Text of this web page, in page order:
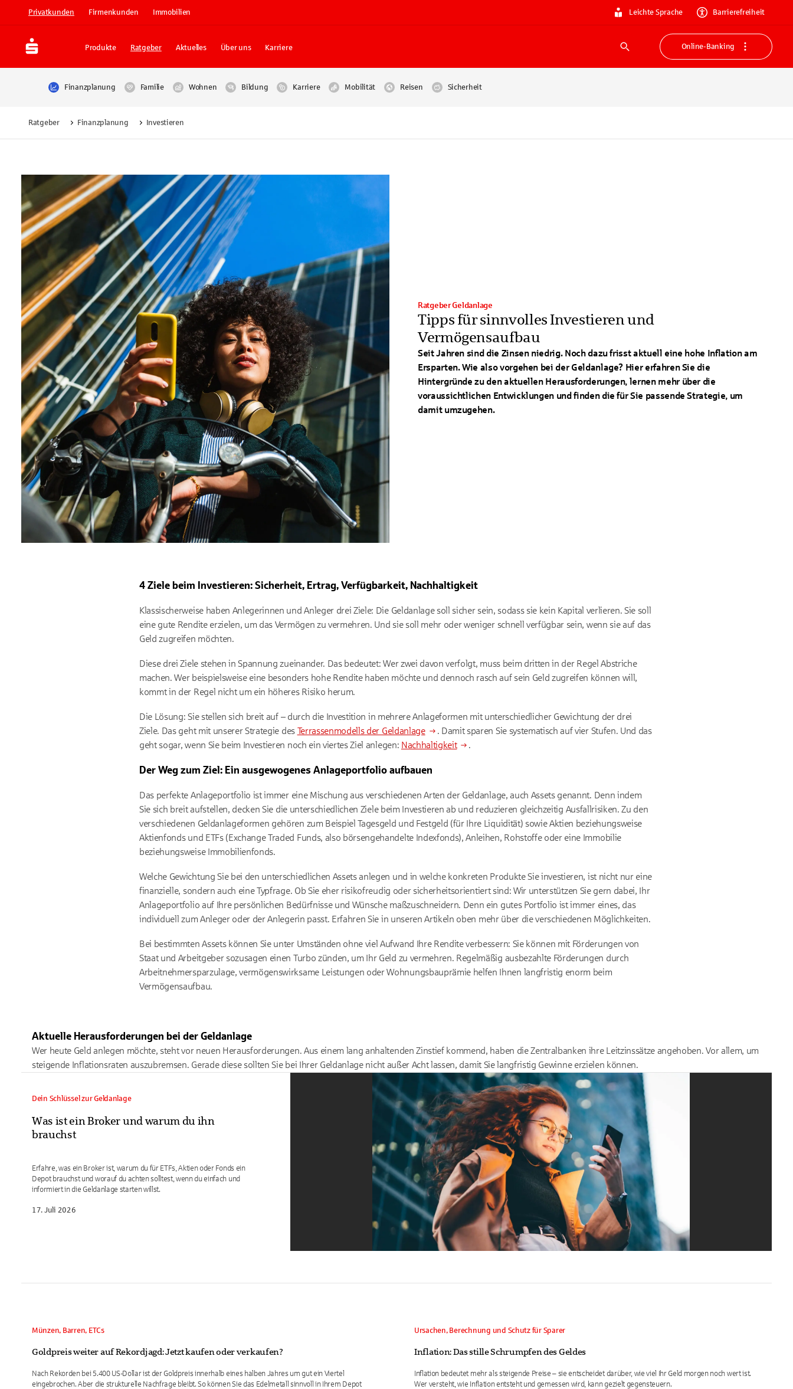
Privatkunden Firmenkunden Immobilien Leichte Sprache Barrierefreiheit
Produkte Ratgeber Aktuelles Über uns Karriere
Suche
Online-Banking
Finanzplanung Familie Wohnen Bildung Karriere Mobilität Reisen Sicherheit
Ratgeber Finanzplanung Investieren
Tipps für sinnvolles Investieren und
Vermögensaufbau
Ratgeber Geldanlage
Seit Jahren sind die Zinsen niedrig. Noch dazu frisst aktuell eine hohe Inflation am
Ersparten. Wie also vorgehen bei der Geldanlage? Hier erfahren Sie die
Hintergründe zu den aktuellen Herausforderungen, lernen mehr über die
voraussichtlichen Entwicklungen und finden die für Sie passende Strategie, um
damit umzugehen.
4 Ziele beim Investieren: Sicherheit, Ertrag, Verfügbarkeit, Nachhaltigkeit
Klassischerweise haben Anlegerinnen und Anleger drei Ziele: Die Geldanlage soll sicher sein, sodass sie kein Kapital verlieren. Sie soll
eine gute Rendite erzielen, um das Vermögen zu vermehren. Und sie soll mehr oder weniger schnell verfügbar sein, wenn sie auf das
Geld zugreifen möchten.
Diese drei Ziele stehen in Spannung zueinander. Das bedeutet: Wer zwei davon verfolgt, muss beim dritten in der Regel Abstriche
machen. Wer beispielsweise eine besonders hohe Rendite haben möchte und dennoch rasch auf sein Geld zugreifen können will,
kommt in der Regel nicht um ein höheres Risiko herum.
Die Lösung: Sie stellen sich breit auf – durch die Investition in mehrere Anlageformen mit unterschiedlicher Gewichtung der drei
Ziele. Das geht mit unserer Strategie des Terrassenmodells der Geldanlage
. Damit sparen Sie systematisch auf vier Stufen. Und das
geht sogar, wenn Sie beim Investieren noch ein viertes Ziel anlegen: Nachhaltigkeit .
Der Weg zum Ziel: Ein ausgewogenes Anlageportfolio aufbauen
Das perfekte Anlageportfolio ist immer eine Mischung aus verschiedenen Arten der Geldanlage, auch Assets genannt. Denn indem
Sie sich breit aufstellen, decken Sie die unterschiedlichen Ziele beim Investieren ab und reduzieren gleichzeitig Ausfallrisiken. Zu den
verschiedenen Geldanlageformen gehören zum Beispiel Tagesgeld und Festgeld (für Ihre Liquidität) sowie Aktien beziehungsweise
Aktienfonds und ETFs (Exchange Traded Funds, also börsengehandelte Indexfonds), Anleihen, Rohstoffe oder eine Immobilie
beziehungsweise Immobilienfonds.
Welche Gewichtung Sie bei den unterschiedlichen Assets anlegen und in welche konkreten Produkte Sie investieren, ist nicht nur eine
finanzielle, sondern auch eine Typfrage. Ob Sie eher risikofreudig oder sicherheitsorientiert sind: Wir unterstützen Sie gern dabei, Ihr
Anlageportfolio auf Ihre persönlichen Bedürfnisse und Wünsche maßzuschneidern. Denn ein gutes Portfolio ist immer eines, das
individuell zum Anleger oder der Anlegerin passt. Erfahren Sie in unseren Artikeln oben mehr über die verschiedenen Möglichkeiten.
Bei bestimmten Assets können Sie unter Umständen ohne viel Aufwand Ihre Rendite verbessern: Sie können mit Förderungen von
Staat und Arbeitgeber sozusagen einen Turbo zünden, um Ihr Geld zu vermehren. Regelmäßig ausbezahlte Förderungen durch
Arbeitnehmersparzulage, vermögenswirksame Leistungen oder Wohnungsbauprämie helfen Ihnen langfristig enorm beim
Vermögensaufbau.
Aktuelle Herausforderungen bei der Geldanlage
Wer heute Geld anlegen möchte, steht vor neuen Herausforderungen. Aus einem lang anhaltenden Zinstief kommend, haben die Zentralbanken ihre Leitzinssätze angehoben. Vor allem, um
steigende Inflationsraten auszubremsen. Gerade diese sollten Sie bei Ihrer Geldanlage nicht außer Acht lassen, damit Sie langfristig Gewinne erzielen können.
Dein Schlüssel zur Geldanlage
Was ist ein Broker und warum du ihn
brauchst
Erfahre, was ein Broker ist, warum du für ETFs, Aktien oder Fonds ein
Depot brauchst und worauf du achten solltest, wenn du einfach und
informiert in die Geldanlage starten willst.
17. Juli 2026
Münzen, Barren, ETCs
Goldpreis weiter auf Rekordjagd: Jetzt kaufen oder verkaufen?
Nach Rekorden bei 5.400 US-Dollar ist der Goldpreis innerhalb eines halben Jahres um gut ein Viertel
eingebrochen. Aber die strukturelle Nachfrage bleibt. So können Sie das Edelmetall sinnvoll in Ihrem Depot
Ursachen, Berechnung und Schutz für Sparer
Inflation: Das stille Schrumpfen des Geldes
Inflation bedeutet mehr als steigende Preise – sie entscheidet darüber, wie viel Ihr Geld morgen noch wert ist.
Wer versteht, wie Inflation entsteht und gemessen wird, kann gezielt gegensteuern.